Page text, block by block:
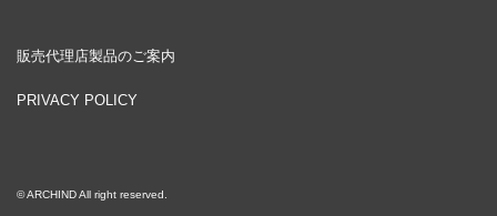
販売代理店製品のご案内
PRIVACY POLICY
© ARCHIND All right reserved.